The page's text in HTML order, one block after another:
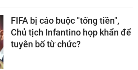
FIFA bị cáo buộc "tống tiền",
Chủ tịch Infantino họp khẩn để
tuyên bố từ chức?